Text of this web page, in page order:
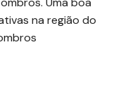
na região do